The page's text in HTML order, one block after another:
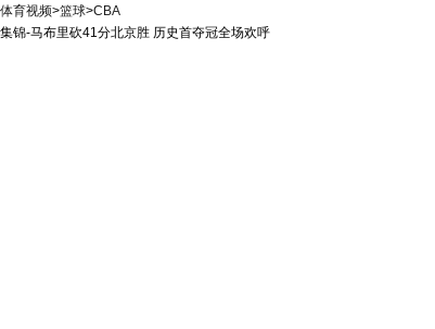
体育视频>篮球>CBA
集锦-马布里砍41分北京胜 历史首夺冠全场欢呼